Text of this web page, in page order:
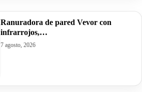
Ranuradora de pared Vevor con
infrarrojos,…
7 agosto, 2026